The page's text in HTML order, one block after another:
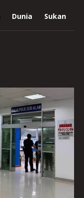
Dunia Sukan